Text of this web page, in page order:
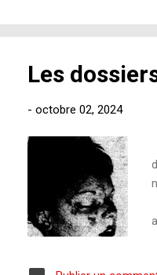
Les
- octobre 02, 2024